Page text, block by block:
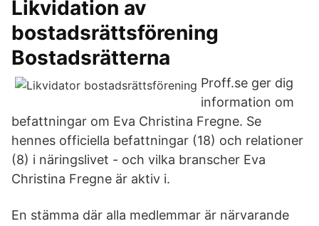
Likvidation av
bostadsrättsförening
Bostadsrätterna
Proff.se ger dig
information om
befattningar om Eva Christina Fregne. Se
hennes officiella befattningar (18) och relationer
(8) i näringslivet - och vilka branscher Eva
Christina Fregne är aktiv i.
En stämma där alla medlemmar är närvarande